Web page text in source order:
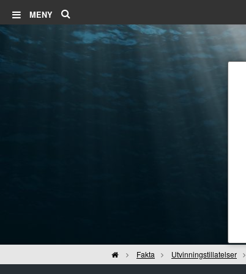
MENY
Hjem Fakta Utvinningstillatelser